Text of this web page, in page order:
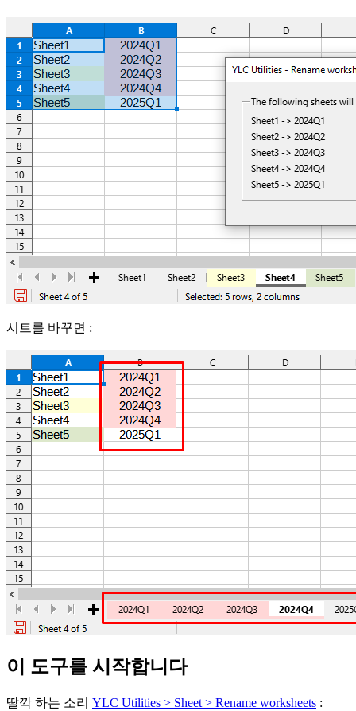
시트를 바꾸면 :
이 도구를 시작합니다
딸깍 하는 소리 YLC Utilities > Sheet > Rename worksheets :